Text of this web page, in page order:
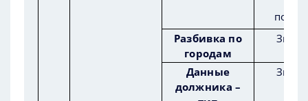
Разбивка по
городам
Данные
должника –